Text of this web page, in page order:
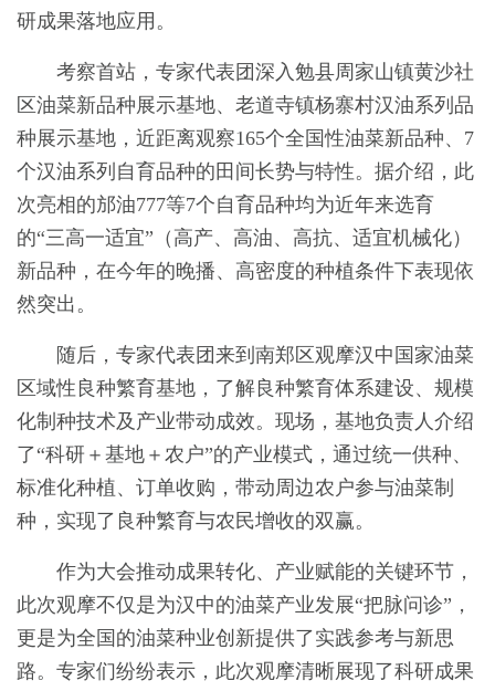
研成果落地应用。
考察首站，专家代表团深入勉县周家山镇黄沙社
区油菜新品种展示基地、老道寺镇杨寨村汉油系列品
种展示基地，近距离观察165个全国性油菜新品种、7
个汉油系列自育品种的田间长势与特性。据介绍，此
次亮相的邡油777等7个自育品种均为近年来选育
的“三高一适宜”（高产、高油、高抗、适宜机械化）
新品种，在今年的晚播、高密度的种植条件下表现依
然突出。
随后，专家代表团来到南郑区观摩汉中国家油菜
区域性良种繁育基地，了解良种繁育体系建设、规模
化制种技术及产业带动成效。现场，基地负责人介绍
了“科研＋基地＋农户”的产业模式，通过统一供种、
标准化种植、订单收购，带动周边农户参与油菜制
种，实现了良种繁育与农民增收的双赢。
作为大会推动成果转化、产业赋能的关键环节，
此次观摩不仅是为汉中的油菜产业发展“把脉问诊”，
更是为全国的油菜种业创新提供了实践参考与新思
路。专家们纷纷表示，此次观摩清晰展现了科研成果